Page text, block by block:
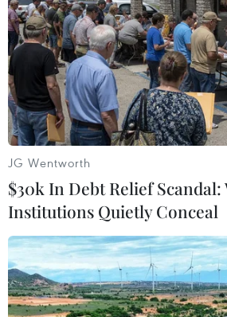
NASA ra mắt bộ đồ phi
sứ mệnh Artemis III
16/03/2023 07:28
Bộ đồ mới có tên gọi Thiết bị Di
hành tinh (xEMU) do Axiom Space
theo hợp đồng trị giá 225,5 triệu
JG Wentworth
$30k In Debt Relief
Institutions Quietly Conceal